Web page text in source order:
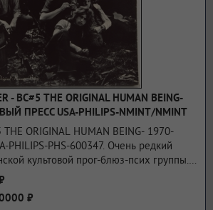
- BC#5 THE ORIGINAL HUMAN BEING-
ПРЕСС USA-PHILIPS-NMINT/NMINT
THE ORIGINAL HUMAN BEING- 1970-
PHS-600347. Очень редкий
культовой прог-блюз-псих группы.
- это пятый альбом Blue Cheer. Он
и показывает, что Blue Cheer
и непринужденный
₽